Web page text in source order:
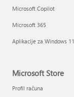
Microsoft Copilot
Microsoft 365
Aplikacije za Windows 11
Microsoft Store
Profil računa